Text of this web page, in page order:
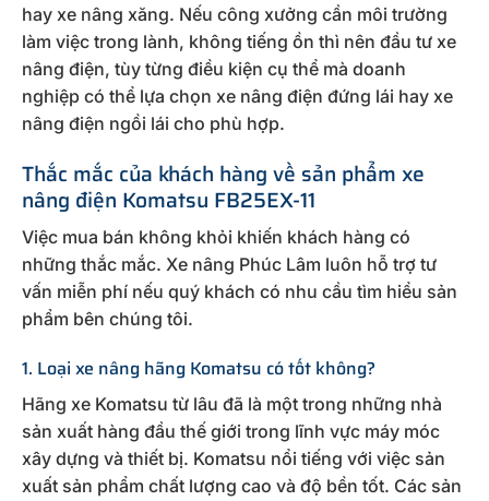
hay xe nâng xăng. Nếu công xưởng cần môi trường
làm việc trong lành, không tiếng ồn thì nên đầu tư xe
nâng điện, tùy từng điều kiện cụ thể mà doanh
nghiệp có thể lựa chọn xe nâng điện đứng lái hay xe
nâng điện ngồi lái cho phù hợp.
Thắc mắc của khách hàng về sản phẩm xe
nâng điện Komatsu FB25EX-11
Việc mua bán không khỏi khiến khách hàng có
những thắc mắc. Xe nâng Phúc Lâm luôn hỗ trợ tư
vấn miễn phí nếu quý khách có nhu cầu tìm hiểu sản
phẩm bên chúng tôi.
1. Loại xe nâng hãng Komatsu có tốt không?
Hãng xe Komatsu từ lâu đã là một trong những nhà
sản xuất hàng đầu thế giới trong lĩnh vực máy móc
xây dựng và thiết bị. Komatsu nổi tiếng với việc sản
xuất sản phẩm chất lượng cao và độ bền tốt. Các sản